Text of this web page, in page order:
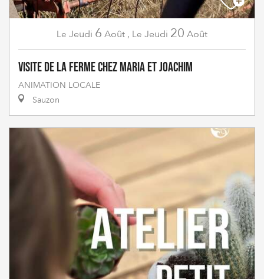
Le Jeudi 6 Août , Le Jeudi 20 Août
Visite de la ferme chez Maria et Joachim
ANIMATION LOCALE
Sauzon